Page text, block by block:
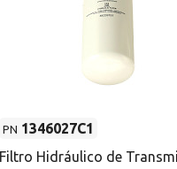
PN 1346027C1
Filtro Hidráulico de